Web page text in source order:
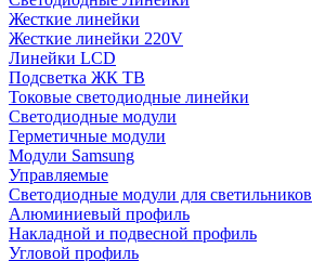
Жесткие линейки
Жесткие линейки 220V
Линейки LCD
Подсветка ЖК ТВ
Токовые светодиодные линейки
Светодиодные модули
Герметичные модули
Модули Samsung
Управляемые
Светодиодные модули для светильников
Алюминиевый профиль
Накладной и подвесной профиль
Угловой профиль